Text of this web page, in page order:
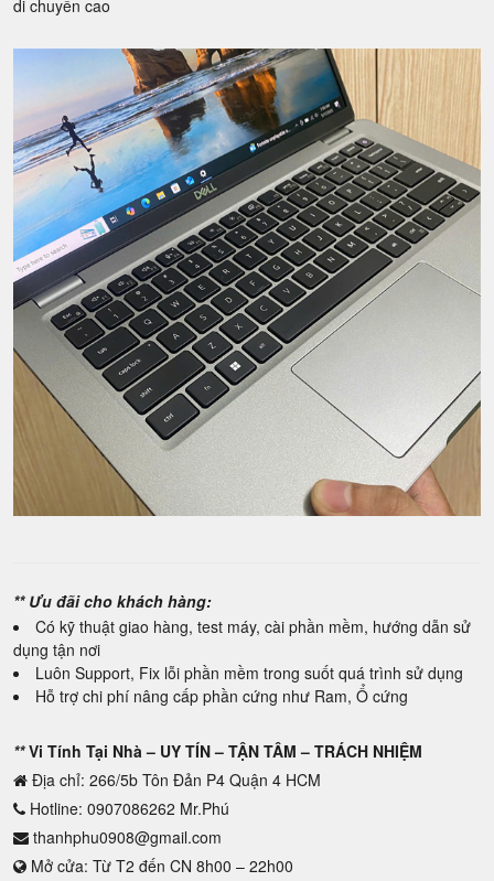
di chuyển cao
** Ưu đãi cho khách hàng:
Có kỹ thuật giao hàng, test máy, cài phần mềm, hướng dẫn sử
dụng tận nơi
Luôn Support, Fix lỗi phần mềm trong suốt quá trình sử dụng
Hỗ trợ chi phí nâng cấp phần cứng như Ram, Ổ cứng
**Vi Tính Tại Nhà – UY TÍN – TẬN TÂM – TRÁCH NHIỆM
Địa chỉ: 266/5b Tôn Đản P4 Quận 4 HCM
Hotline: 0907086262 Mr.Phú
thanhphu0908@gmail.com
Mở cửa: Từ T2 đến CN 8h00 – 22h00